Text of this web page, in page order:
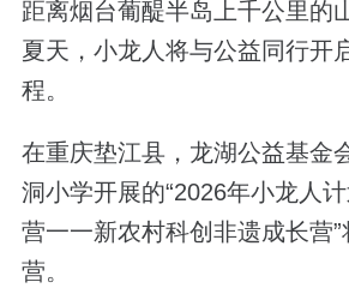
距离烟台葡醍半岛上千公里的
夏天，小龙人将与公益同行开
程。
在重庆垫江县，龙湖公益基金
洞小学开展的“2026年小龙人
营一一新农村科创非遗成长营
营。